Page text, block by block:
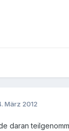
März 2012
daran